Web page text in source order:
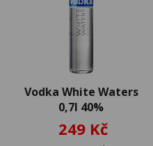
Vodka White Waters
0,7l 40%
249 Kč